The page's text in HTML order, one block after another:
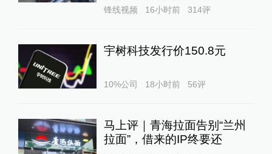
锋线视频 16小时前 314评
宇树科技发行价150.8元
10%公司 18小时前 56评
马上评｜青海拉面告别“兰州
拉面”，借来的IP终要还